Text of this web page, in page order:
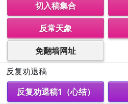
切入稿集合
反常天象
免翻墙网址
反复劝退稿
反复劝退稿1（心结）